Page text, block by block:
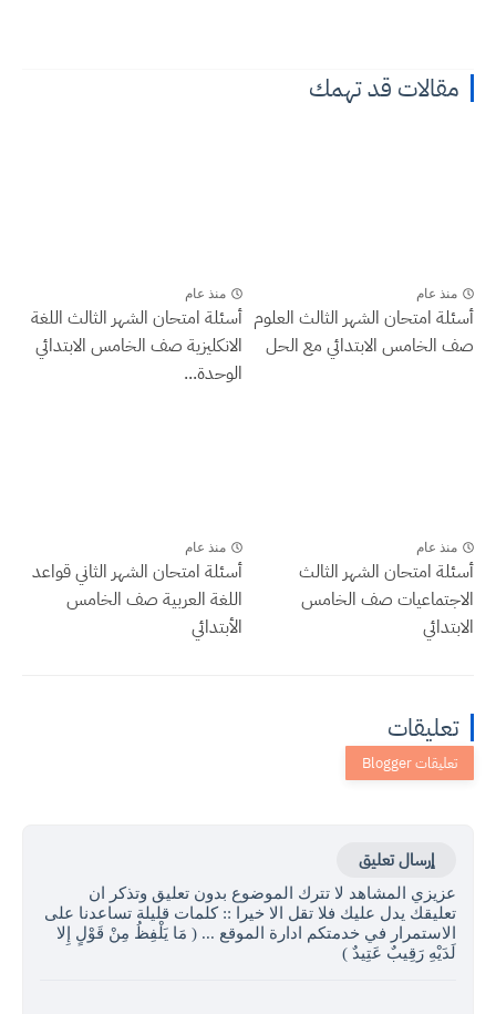
مقالات قد تهمك
منذ عام
أسئلة امتحان الشهر الثالث العلوم
صف الخامس الابتدائي مع الحل
منذ عام
أسئلة امتحان الشهر الثالث اللغة
الانكليزية صف الخامس الابتدائي
الوحدة...
منذ عام
أسئلة امتحان الشهر الثالث
الاجتماعيات صف الخامس
الابتدائي
منذ عام
أسئلة امتحان الشهر الثاني قواعد
اللغة العربية صف الخامس
الأبتدائي
تعليقات
إرسال تعليق
عزيزي المشاهد لا تترك الموضوع بدون تعليق وتذكر ان
تعليقك يدل عليك فلا تقل الا خيرا :: كلمات قليلة تساعدنا على
الاستمرار في خدمتكم ادارة الموقع ... ( مَا يَلْفِظُ مِنْ قَوْلٍ إِلا
لَدَيْهِ رَقِيبٌ عَتِيدٌ )